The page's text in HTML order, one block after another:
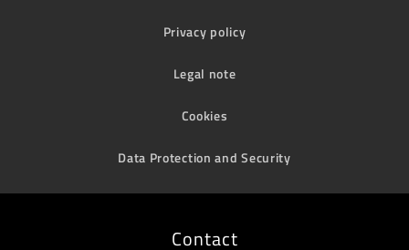
Privacy policy
Legal note
Cookies
Data Protection and Security
Contact